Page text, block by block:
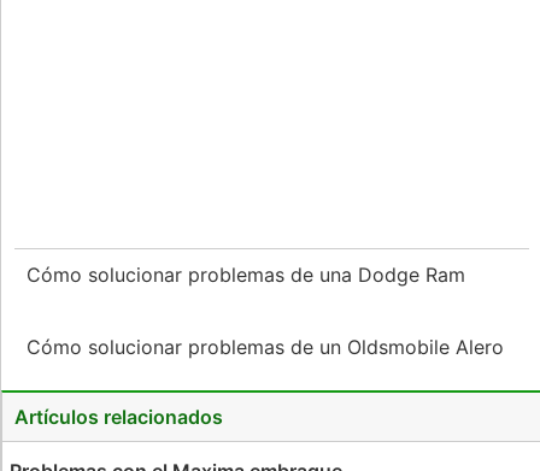
Cómo solucionar problemas de una Dodge Ram
Cómo solucionar problemas de un Oldsmobile Alero
Artículos relacionados